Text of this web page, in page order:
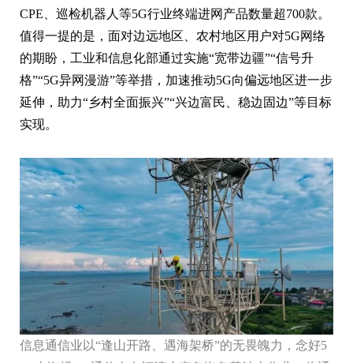
CPE、巡检机器人等5G行业终端进网产品数量超700款。
值得一提的是，面对边远地区、农村地区用户对5G网络
的期盼，工业和信息化部通过实施“宽带边疆”“信号升
格”“5G异网漫游”等举措，加速推动5G向偏远地区进一步
延伸，助力“乡村全面振兴”“兴边富民、稳边固边”等目标
实现。
信息通信业以“逢山开路、遇海架桥”的无畏魄力，念好5